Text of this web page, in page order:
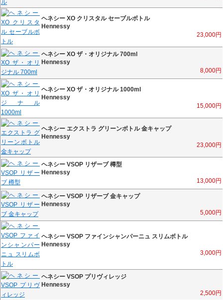
ヘネシー XO クリスタル セーブルボトル
Hennessy
23,000円
ヘネシー XO ザ・オリジナル 700ml
Hennessy
8,000円
ヘネシー XO ザ・オリジナル 1000ml
Hennessy
15,000円
ヘネシー エクストラ グリーンボトル 金キャップ
Hennessy
23,000円
ヘネシー VSOP リザーブ 樽型
Hennessy
13,000円
ヘネシー VSOP リザーブ 金キャップ
Hennessy
5,000円
ヘネシー VSOP ファインシャンパーニュ スリムボトル
Hennessy
3,000円
ヘネシー VSOP プリヴィレッジ
Hennessy
2,500円